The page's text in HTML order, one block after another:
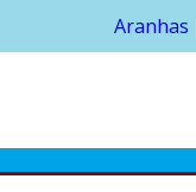
Aranhas